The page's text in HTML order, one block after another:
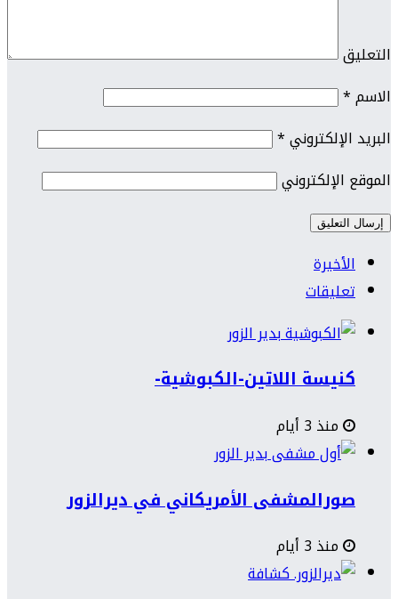
التعليق
الاسم*
البريد الإلكتروني*
الموقع الإلكتروني
الأخيرة
تعليقات
كنيسة اللاتين-الكبوشية-
منذ 3 أيام
صورالمشفى الأمريكاني في ديرالزور
منذ 3 أيام